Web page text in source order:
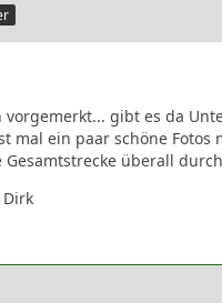
vorgemerkt... gibt es da
mal ein paar schöne Fotos
überall